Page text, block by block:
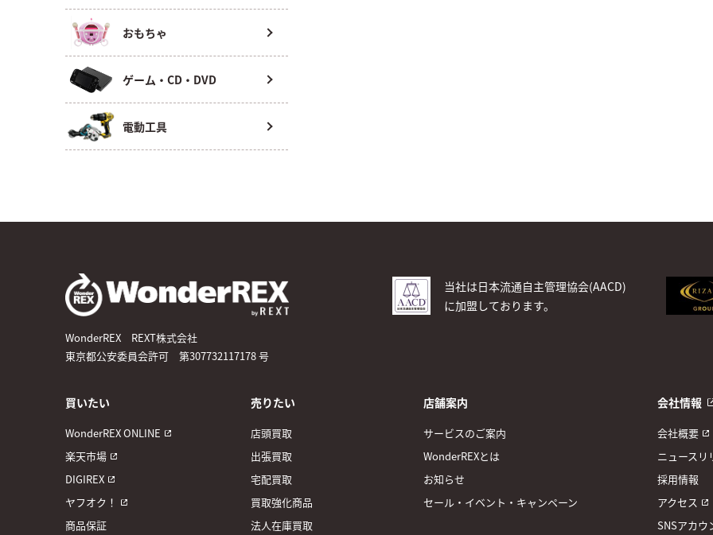
おもちゃ
ゲーム・CD・DVD
電動工具
WonderREX REXT株式会社
東京都公安委員会許可 第307732117178 号
当社は日本流通自主管理協会(AACD)
に加盟しております。
買いたい
WonderREX ONLINE
楽天市場
DIGIREX
ヤフオク！
商品保証
売りたい
店頭買取
出張買取
宅配買取
買取強化商品
法人在庫買取
店舗案内
サービスのご案内
WonderREXとは
お知らせ
セール・イベント・キャンペーン
会社情報
会社概要
ニュースリ
採用情報
アクセス
SNSアカウ